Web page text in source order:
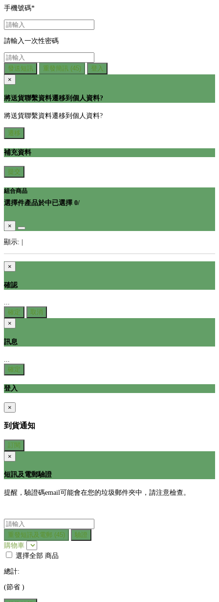
手機號碼*
請輸入一次性密碼
發送短訊 重發簡訊 (45)
登入
×
將送貨聯繫資料遷移到個人資料?
將送貨聯繫資料遷移到個人資料?
遷移
補充資料
提交
組合商品
選擇件產品於中已選擇 0/
×
顯示:
×
確認
...
確定
取消
×
訊息
確定
登入
×
到貨通知
訂閱
×
短訊及電郵驗證
提醒，驗證碼email可能會在您的垃圾郵件夾中，請注意檢查。
重發短訊及電郵 (45)
驗證
購物車
選擇全部 商品
總計:
(節省 )